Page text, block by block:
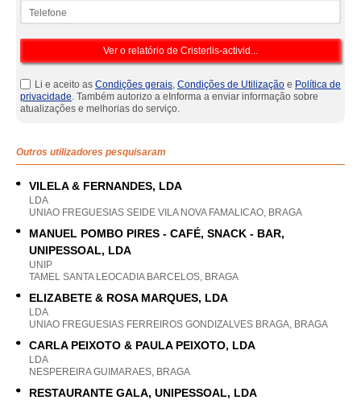
Li e aceito as Condições gerais, Condições de Utilização e Política de
privacidade. Também autorizo a eInforma a enviar informação sobre
atualizações e melhorias do serviço.
Outros utilizadores pesquisaram
VILELA & FERNANDES, LDA
LDA
UNIAO FREGUESIAS SEIDE VILA NOVA FAMALICAO, BRAGA
MANUEL POMBO PIRES - CAFÉ, SNACK - BAR,
UNIPESSOAL, LDA
UNIP
TAMEL SANTA LEOCADIA BARCELOS, BRAGA
ELIZABETE & ROSA MARQUES, LDA
LDA
UNIAO FREGUESIAS FERREIROS GONDIZALVES BRAGA, BRAGA
CARLA PEIXOTO & PAULA PEIXOTO, LDA
LDA
NESPEREIRA GUIMARAES, BRAGA
RESTAURANTE GALA, UNIPESSOAL, LDA